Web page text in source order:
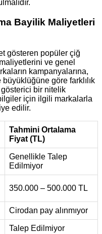
Bayilik Maliyetleri
gösteren popüler çiğ
ve genel
kampanyalarına,
göre farklılık
bir nitelik
için ilgili markalarla
edilir.
Tahmini Ortalama
Fiyat (TL)
Genellikle Talep
Edilmiyor
350.000 – 500.000 TL
Cirodan pay alınmıyor
Talep Edilmiyor